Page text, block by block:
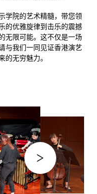
学院的艺术精髓，带您领
的优雅旋律到击乐的震撼
无限可能。这不仅是一场
与我们一同见证香港演艺
无穷魅力。